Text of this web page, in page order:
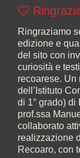
Ringraziamo
edizione e
del sito con
curiosità e
recoarese.
dell’Istituto
di 1° grado) di
prof.ssa
collaborato
realizzazione
Recoaro, con